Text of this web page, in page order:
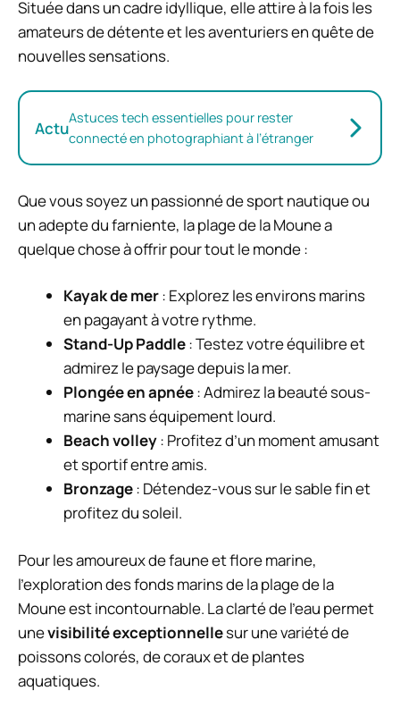
Située dans un cadre idyllique, elle attire à la fois les
amateurs de détente et les aventuriers en quête de
nouvelles sensations.
ActuAstuces tech essentielles pour rester
connecté en photographiant à l’étranger
Que vous soyez un passionné de sport nautique ou
un adepte du farniente, la plage de la Moune a
quelque chose à offrir pour tout le monde :
Kayak de mer: Explorez les environs marins
en pagayant à votre rythme.
Stand-Up Paddle: Testez votre équilibre et
admirez le paysage depuis la mer.
Plongée en apnée: Admirez la beauté sous-
marine sans équipement lourd.
Beach volley: Profitez d’un moment amusant
et sportif entre amis.
Bronzage: Détendez-vous sur le sable fin et
profitez du soleil.
Pour les amoureux de faune et flore marine,
l’exploration des fonds marins de la plage de la
Moune est incontournable. La clarté de l’eau permet
unevisibilité exceptionnellesur une variété de
poissons colorés, de coraux et de plantes
aquatiques.